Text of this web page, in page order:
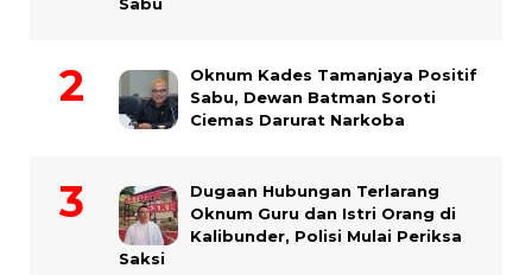
Sabu
Oknum Kades Tamanjaya Positif
Sabu, Dewan Batman Soroti
Ciemas Darurat Narkoba
Dugaan Hubungan Terlarang
Oknum Guru dan Istri Orang di
Kalibunder, Polisi Mulai Periksa
Saksi